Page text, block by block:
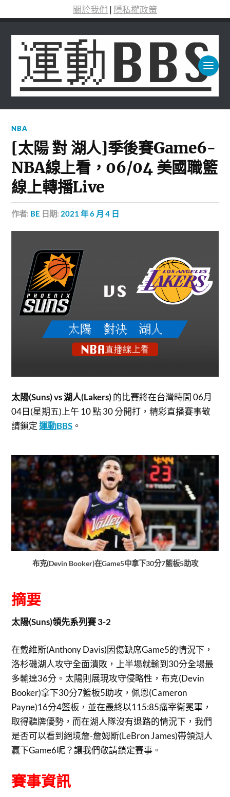
關於我們 | 隱私權政策
NBA
[太陽 對 湖人]季後賽Game6-
NBA線上看，06/04 美國職籃
線上轉播Live
作者: BE 日期: 2021 年 6 月 4 日
太陽(Suns) vs 湖人(Lakers)的比賽將在台灣時間 06月
04日(星期五)上午 10 點 30 分開打，精彩直播賽事敬
請鎖定運動BBS 。
布克(Devin Booker)在Game5中拿下30分7籃板5助攻
摘要
太陽(Suns)領先系列賽 3-2
在戴維斯(Anthony Davis)因傷缺席Game5的情況下，
洛杉磯湖人攻守全面潰敗，上半場就輸到30分全場最
多輸達36分。太陽則展現攻守侵略性，布克(Devin
Booker)拿下30分7籃板5助攻，佩恩(Cameron
Payne)16分4籃板，並在最終以115:85痛宰衛冕軍，
取得聽牌優勢，而在湖人隊沒有退路的情況下，我們
是否可以看到絕境詹-詹姆斯(LeBron James)帶領湖人
贏下Game6呢？讓我們敬請鎖定賽事。
賽事資訊